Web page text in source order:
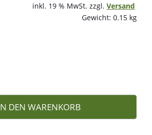
inkl. 19 % MwSt. zzgl. Versand
Gewicht: 0.15 kg
DEN WARENKORB